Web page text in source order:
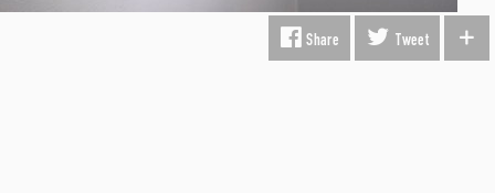
Share Tweet